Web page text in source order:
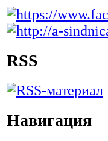
RSS
Навигация